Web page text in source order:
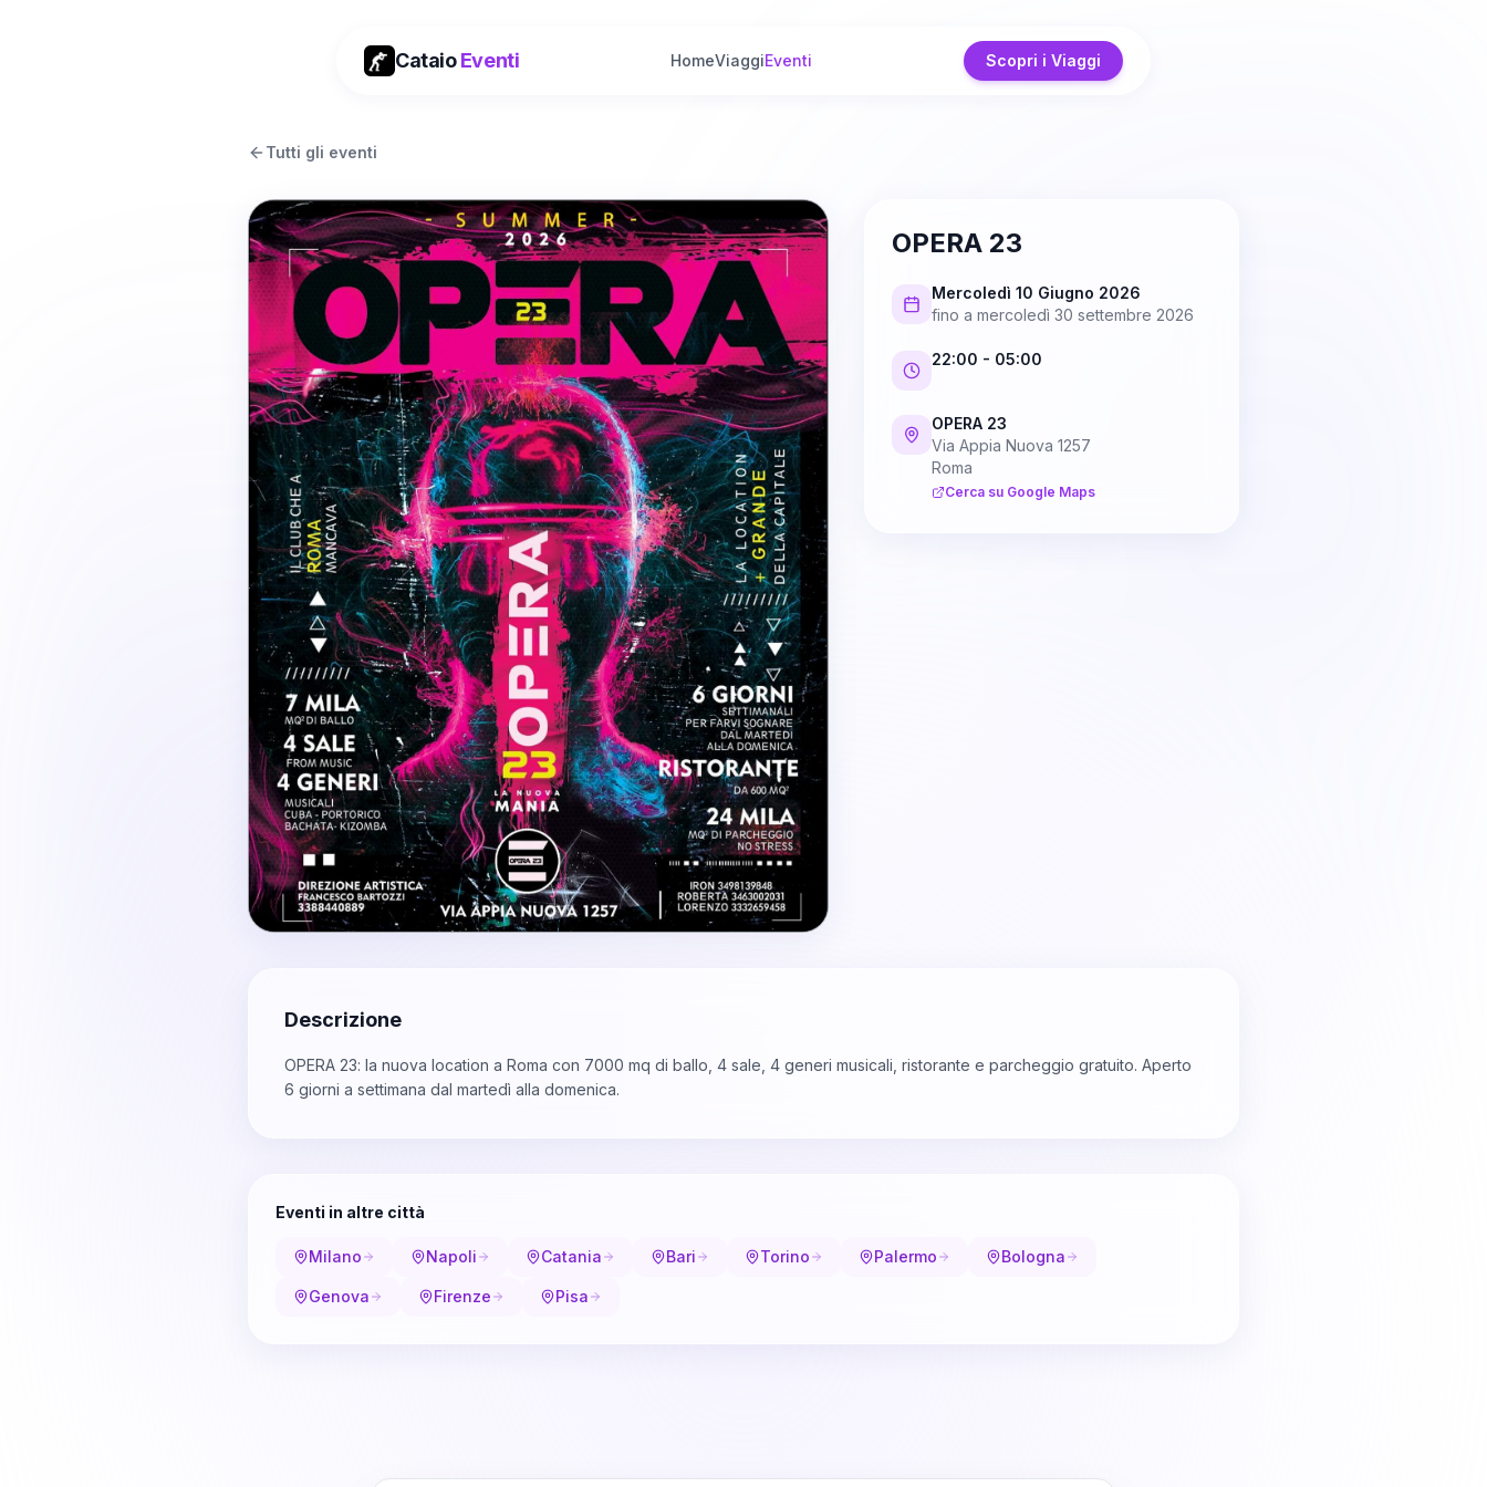
CataioEventi HomeViaggiEventi Scopri i Viaggi
Tutti gli eventi
OPERA 23
Mercoledì 10 Giugno 2026
fino a mercoledì 30 settembre 2026
22:00 - 05:00
OPERA 23
Via Appia Nuova 1257
Roma
Cerca su Google Maps
Descrizione
OPERA 23: la nuova location a Roma con 7000 mq di ballo, 4 sale, 4 generi musicali, ristorante e parcheggio gratuito. Aperto
6 giorni a settimana dal martedì alla domenica.
Eventi in altre città
Milano Napoli Catania Bari Torino Palermo Bologna
Genova Firenze Pisa